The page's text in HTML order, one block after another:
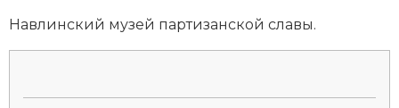
Специальные исторические дисциплины
Навлинский музей партизанской славы.